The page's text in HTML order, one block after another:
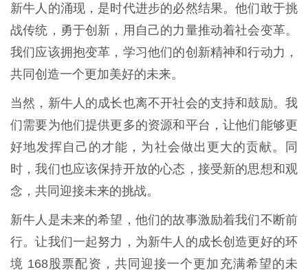
新牛人的涌现，是时代进步的必然结果。他们敢于挑
战传统，勇于创新，用自己的力量推动着社会变革。
我们应该拥抱变革，学习他们的创新精神和行动力，
共同创造一个更加美好的未来。
当然，新牛人的成长也离不开社会的支持和鼓励。我
们需要为他们提供更多的资源和平台，让他们能够更
好地发挥自己的才能，为社会做出更大的贡献。同
时，我们也应该保持开放的心态，接受新的思想和观
念，共同迎接未来的挑战。
新牛人是未来的希望，他们的故事激励着我们不断前
行。让我们一起努力，为新牛人的成长创造更好的环
境 168股票配资，共同迎接一个更加充满希望的未